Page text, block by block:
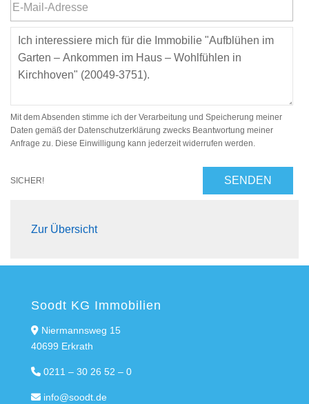
Mit dem Absenden stimme ich der Verarbeitung und Speicherung meiner
Daten gemäß der Datenschutzerklärung zwecks Beantwortung meiner
Anfrage zu. Diese Einwilligung kann jederzeit widerrufen werden.
SICHER! SENDEN
Zur Übersicht
Soodt KG Immobilien
Niermannsweg 15
40699 Erkrath
0211 – 30 26 52 – 0
info@soodt.de